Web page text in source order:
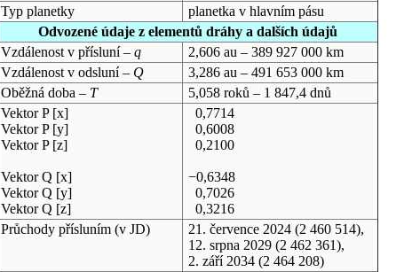
Typ planetky
planetka v hlavním pásu
Odvozené údaje z elementů dráhy a dalších údajů
Vzdálenost v přísluní – q
2,606 au – 389 927 000 km
Vzdálenost v odsluní – Q
3,286 au – 491 653 000 km
Oběžná doba – T
5,058 roků – 1 847,4 dnů
Vektor P [x]
Vektor P [y]
Vektor P [z]
Vektor Q [x]
Vektor Q [y]
Vektor Q [z]
0,7714
0,6008
0,2100
−0,6348
0,7026
0,3216
Průchody přísluním (v JD) 21. července 2024(2 460 514),
12. srpna 2029(2 462 361),
2. září 2034(2 464 208)